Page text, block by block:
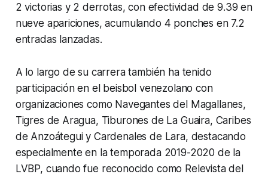
2 victorias y 2 derrotas, con efectividad de 9.39 en
nueve apariciones, acumulando 4 ponches en 7.2
entradas lanzadas.
A lo largo de su carrera también ha tenido
participación en el beisbol venezolano con
organizaciones como Navegantes del Magallanes,
Tigres de Aragua, Tiburones de La Guaira, Caribes
de Anzoátegui y Cardenales de Lara, destacando
especialmente en la temporada 2019-2020 de la
LVBP, cuando fue reconocido como Relevista del